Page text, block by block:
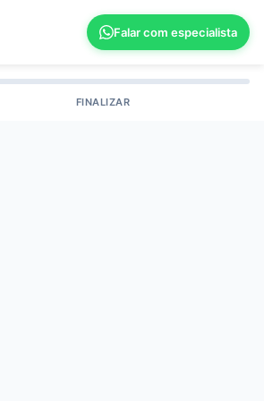
Falar com especialista
FINALIZAR